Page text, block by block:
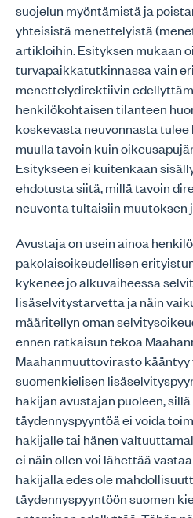
suojelun myöntämistä ja
yhteisistä menettelyistä
artikloihin. Esityksen mukaan
turvapaikkatutkinnassa vain
menettelydirektiivin
henkilökohtaisen tilanteen
koskevasta neuvonnasta
muulla tavoin kuin
Esitykseen ei kuitenkaan
ehdotusta siitä, millä tavoin
neuvonta tultaisiin muutoksen
Avustaja on usein ainoa
pakolaisoikeudellisen
kykenee jo alkuvaiheessa
lisäselvitystarvetta ja näin
määritellyn oman
ennen ratkaisun tekoa
Maahanmuuttovirasto
suomenkielisen
hakijan avustajan puoleen,
täydennyspyyntöä ei voida
hakijalle tai hänen
ei näin ollen voi lähettää
hakijalla edes ole
täydennyspyyntöön suomen